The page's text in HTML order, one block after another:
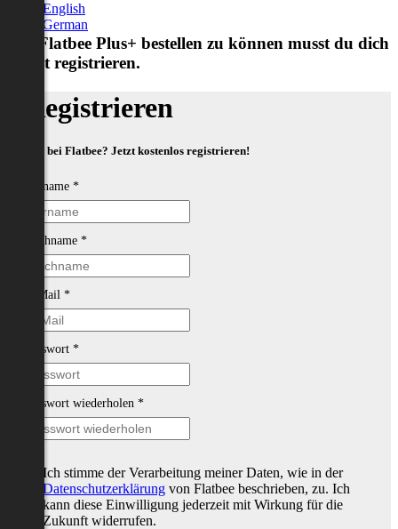
English
German
Um Flatbee Plus+ bestellen zu können musst du dich
zuerst registrieren.
Registrieren
Neu bei Flatbee? Jetzt kostenlos registrieren!
Vorname *
Nachname *
E-Mail *
Passwort *
Passwort wiederholen *
Ich stimme der Verarbeitung meiner Daten, wie in der
Datenschutzerklärung von Flatbee beschrieben, zu. Ich
kann diese Einwilligung jederzeit mit Wirkung für die
Zukunft widerrufen.